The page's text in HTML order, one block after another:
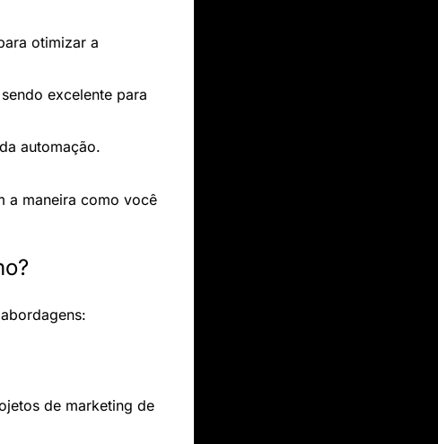
otimizar a
excelente para
automação.
a maneira como você
de marketing de